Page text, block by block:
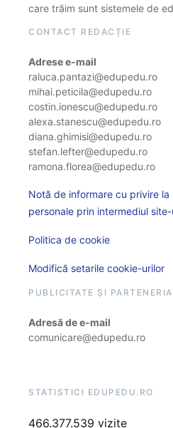
care trăim sunt sistemele de
CONTACT REDACȚIE
Adrese e-mail
raluca.pantazi@edupedu.ro
mihai.peticila@edupedu.ro
costin.ionescu@edupedu.ro
alexa.stanescu@edupedu.ro
diana.ghimisi@edupedu.ro
stefan.lefter@edupedu.ro
ramona.florea@edupedu.ro
Notă de informare cu privire
personale prin intermediul
Politica de cookie
Modifică setarile cookie-urilor
PUBLICITATE ȘI
Adresă de e-mail
comunicare@edupedu.ro
STATISTICI EDUPEDU.RO
466.377.539 vizite